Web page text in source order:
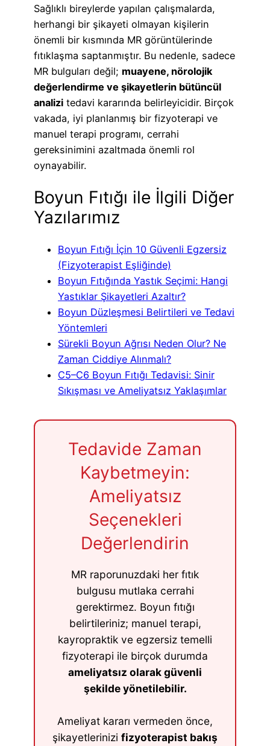
Sağlıklı bireylerde yapılan çalışmalarda,
herhangi bir şikayeti olmayan kişilerin
önemli bir kısmında MR görüntülerinde
fıtıklaşma saptanmıştır. Bu nedenle, sadece
MR bulguları değil; muayene, nörolojik
değerlendirme ve şikayetlerin bütüncül
analizi tedavi kararında belirleyicidir. Birçok
vakada, iyi planlanmış bir fizyoterapi ve
manuel terapi programı, cerrahi
gereksinimini azaltmada önemli rol
oynayabilir.
Boyun Fıtığı ile İlgili Diğer
Yazılarımız
Boyun Fıtığı İçin 10 Güvenli Egzersiz
(Fizyoterapist Eşliğinde)
Boyun Fıtığında Yastık Seçimi: Hangi
Yastıklar Şikayetleri Azaltır?
Boyun Düzleşmesi Belirtileri ve Tedavi
Yöntemleri
Sürekli Boyun Ağrısı Neden Olur? Ne
Zaman Ciddiye Alınmalı?
C5–C6 Boyun Fıtığı Tedavisi: Sinir
Sıkışması ve Ameliyatsız Yaklaşımlar
Tedavide Zaman
Kaybetmeyin:
Ameliyatsız
Seçenekleri
Değerlendirin
MR raporunuzdaki her fıtık
bulgusu mutlaka cerrahi
gerektirmez. Boyun fıtığı
belirtileriniz; manuel terapi,
kayropraktik ve egzersiz temelli
fizyoterapi ile birçok durumda
ameliyatsız olarak güvenli
şekilde yönetilebilir.
Ameliyat kararı vermeden önce,
şikayetlerinizi fizyoterapist bakış